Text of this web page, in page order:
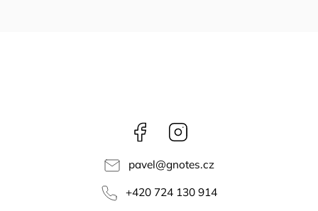
Facebook
pavel@gnotes.cz
+420 724 130 914